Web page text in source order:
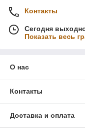
Контакты
Сегодня
Показать весь
О нас
Контакты
Доставка и оплата